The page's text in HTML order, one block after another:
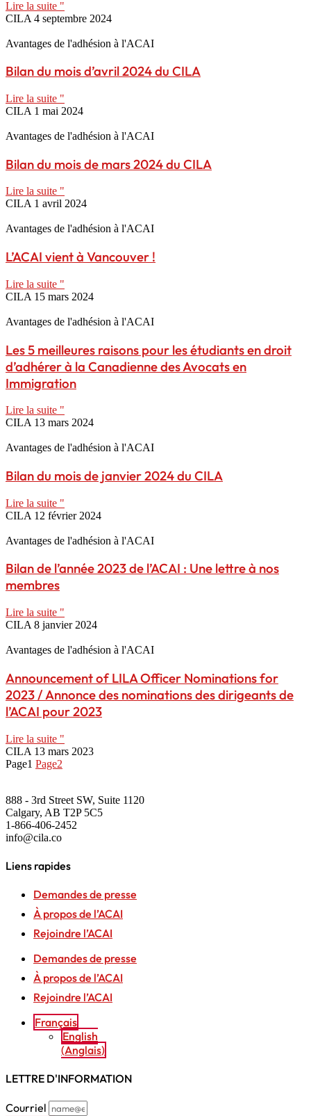
Lire la suite "
CILA 4 septembre 2024
Avantages de l'adhésion à l'ACAI
Bilan du mois d’avril 2024 du CILA
Lire la suite "
CILA 1 mai 2024
Avantages de l'adhésion à l'ACAI
Bilan du mois de mars 2024 du CILA
Lire la suite "
CILA 1 avril 2024
Avantages de l'adhésion à l'ACAI
L’ACAI vient à Vancouver !
Lire la suite "
CILA 15 mars 2024
Avantages de l'adhésion à l'ACAI
Les 5 meilleures raisons pour les étudiants en droit
d’adhérer à la Canadienne des Avocats en
Immigration
Lire la suite "
CILA 13 mars 2024
Avantages de l'adhésion à l'ACAI
Bilan du mois de janvier 2024 du CILA
Lire la suite "
CILA 12 février 2024
Avantages de l'adhésion à l'ACAI
Bilan de l’année 2023 de l’ACAI : Une lettre à nos
membres
Lire la suite "
CILA 8 janvier 2024
Avantages de l'adhésion à l'ACAI
Announcement of LILA Officer Nominations for
2023 / Annonce des nominations des dirigeants de
l’ACAI pour 2023
Lire la suite "
CILA 13 mars 2023
Page1 Page2
888 - 3rd Street SW, Suite 1120
Calgary, AB T2P 5C5
1-866-406-2452
info@cila.co
Liens rapides
Demandes de presse
À propos de l’ACAI
Rejoindre l’ACAI
Demandes de presse
À propos de l’ACAI
Rejoindre l’ACAI
Français
English
(Anglais)
LETTRE D'INFORMATION
Courriel